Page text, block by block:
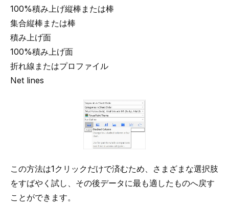
100%積み上げ縦棒または棒
集合縦棒または棒
積み上げ面
100%積み上げ面
折れ線またはプロファイル
Net lines
この方法は1クリックだけで済むため、さまざまな選択肢
をすばやく試し、その後データに最も適したものへ戻す
ことができます。